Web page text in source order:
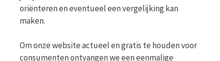
oriënteren en eventueel een vergelijking kan
maken.
Om onze website actueel en gratis te houden voor
consumenten ontvangen we een eenmalige